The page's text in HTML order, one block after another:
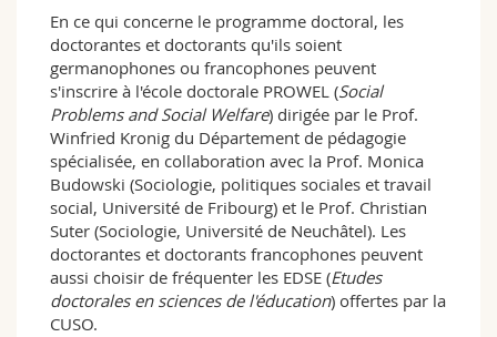
En ce qui concerne le programme doctoral, les
doctorantes et doctorants qu'ils soient
germanophones ou francophones peuvent
s'inscrire à l'école doctorale PROWEL (Social
Problems and Social Welfare) dirigée par le Prof.
Winfried Kronig du Département de pédagogie
spécialisée, en collaboration avec la Prof. Monica
Budowski (Sociologie, politiques sociales et travail
social, Université de Fribourg) et le Prof. Christian
Suter (Sociologie, Université de Neuchâtel). Les
doctorantes et doctorants francophones peuvent
aussi choisir de fréquenter les EDSE (Etudes
doctorales en sciences de l'éducation) offertes par la
CUSO.